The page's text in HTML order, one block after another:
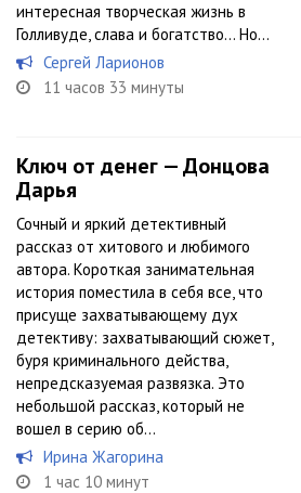
интересная творческая жизнь в
Голливуде, слава и богатство… Но...
Сергей Ларионов
11 часов 33 минуты
Ключ от денег — Донцова
Дарья
Сочный и яркий детективный
рассказ от хитового и любимого
автора. Короткая занимательная
история поместила в себя все, что
присуще захватывающему дух
детективу: захватывающий сюжет,
буря криминального действа,
непредсказуемая развязка. Это
небольшой рассказ, который не
вошел в серию об...
Ирина Жагорина
1 час 10 минут